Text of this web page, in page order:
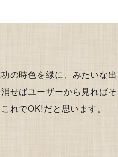
の時色を緑に、みたいな
せばユーザーから見れば
れでOK!だと思います。